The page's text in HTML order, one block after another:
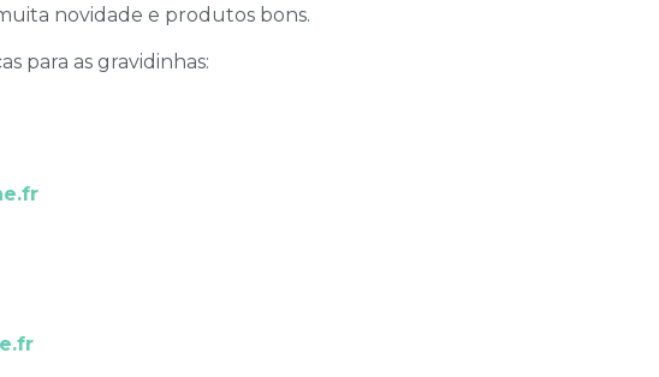
novidade e produtos bons.
para as gravidinhas: